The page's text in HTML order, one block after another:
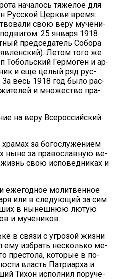
на­ча­лось тя­же­лое для
Рус­ской Церк­ви вре­мя:
свою ве­ру му­че­ни­
25 ян­ва­ря 1918
пред­се­да­тель Со­бо­ра
Ле­том то­го же
То­боль­ский Гер­мо­ген и ар­
и еще це­лый ряд рус­
За весь 1918 год бы­ло рас­
и мно­же­ство пра­
на ве­ру Все­рос­сий­ский
за бо­го­слу­же­ни­ем
ныне за пра­во­слав­ную ве­
свою ис­по­вед­ни­ках и
еже­год­ное мо­лит­вен­ное
или в сле­ду­ю­щий за сим
в ны­неш­нюю лю­тую
и му­че­ни­ков.
в свя­зи с угро­зой жиз­ни
ему из­брать несколь­ко ме­
пре­сто­ла, ко­то­рые в по­
власть Пат­ри­ар­ха и
Ти­хон ис­пол­нил по­ру­че­